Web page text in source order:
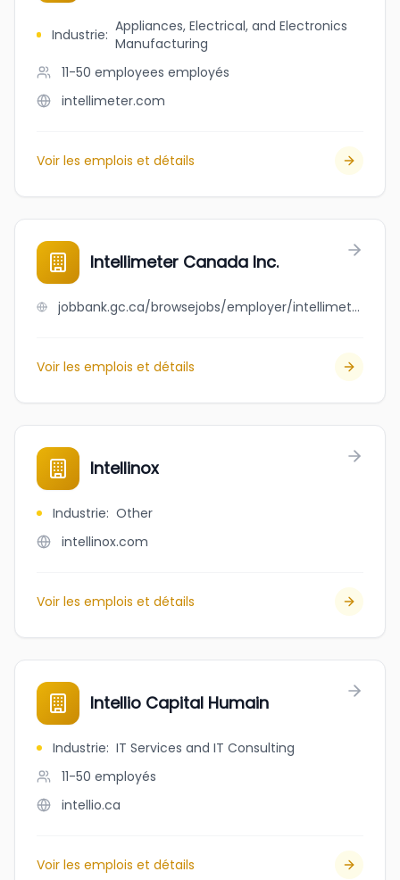
Industrie: Appliances, Electrical, and Electronics
Manufacturing
11-50 employees employés
intellimeter.com
Voir les emplois et détails
Intellimeter Canada Inc.
jobbank.gc.ca/browsejobs/employer/intellimeter+canada+inc./ca
Voir les emplois et détails
Intellinox
Industrie: Other
intellinox.com
Voir les emplois et détails
Intellio Capital Humain
Industrie: IT Services and IT Consulting
11-50 employés
intellio.ca
Voir les emplois et détails